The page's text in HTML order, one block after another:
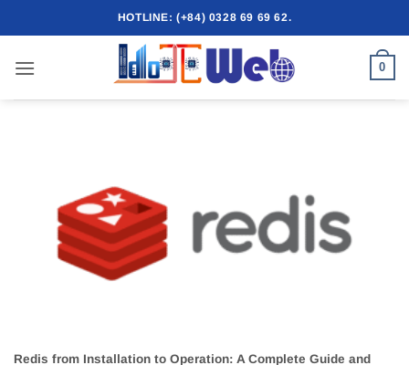
to
HOTLINE: (+84) 0328 69 69 62.
0
Redis from Installation to Operation: A Complete Guide and